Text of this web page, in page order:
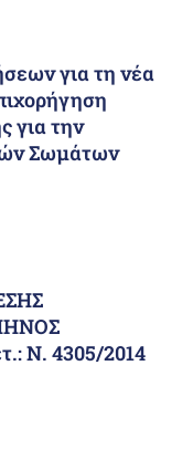
για τη νέα
για την
Σωμάτων
Ν. 4305/2014